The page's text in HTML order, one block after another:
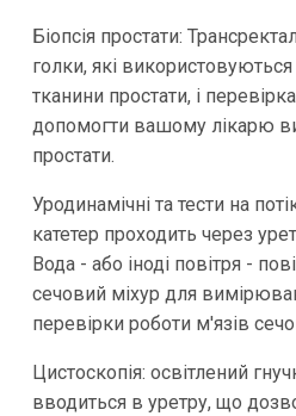
Біопсія простати:
голки, які використовуються
тканини простати, і
допомогти вашому лікарю
простати.
Уродинамічні та тести на
катетер проходить через
Вода - або іноді повітря -
сечовий міхур для
перевірки роботи м'язів
Цистоскопія: освітлений
вводиться в уретру, що